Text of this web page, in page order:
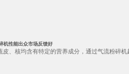
机性能出众市场反馈好
、核均含有特定的营养成分，通过气流粉碎